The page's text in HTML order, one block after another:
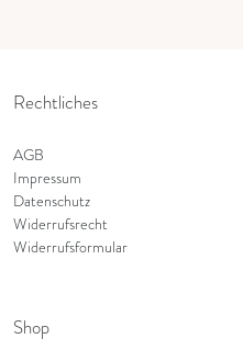
Shop
Rechtliches
AGB
Impressum
Datenschutz
Widerrufsrecht
Widerrufsformular